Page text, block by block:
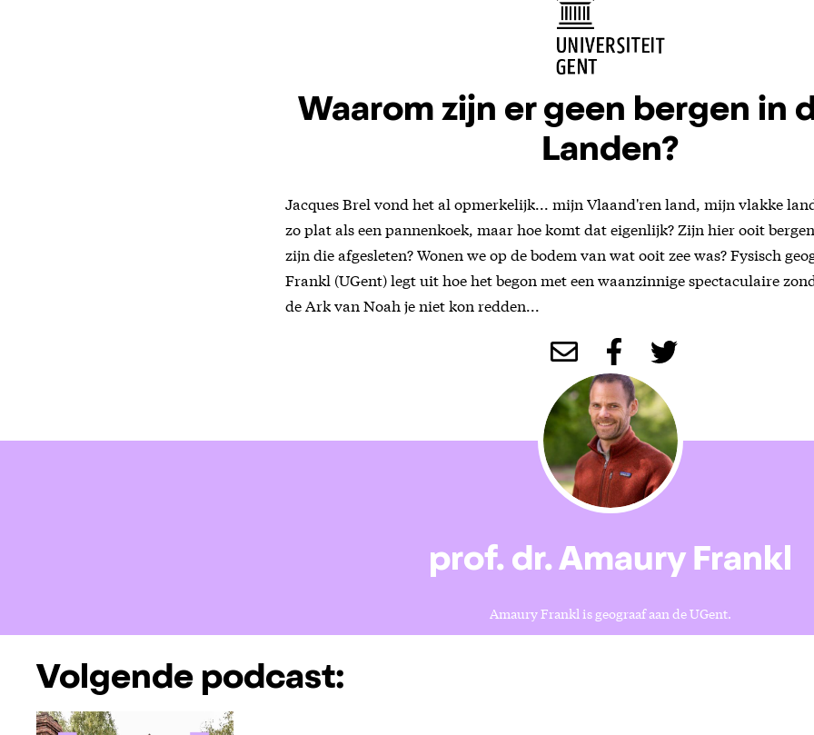
Waarom zijn er geen bergen in
Landen?
Jacques Brel vond het al opmerkelijk... mijn Vlaand'ren land, mijn vlakke
zo plat als een pannenkoek, maar hoe komt dat eigenlijk? Zijn hier ooit
zijn die afgesleten? Wonen we op de bodem van wat ooit zee was? Fysisch
Frankl (UGent) legt uit hoe het begon met een waanzinnige spectaculaire
de Ark van Noah je niet kon redden...
prof. dr. Amaury Frankl
Amaury Frankl is geograaf aan de UGent.
Volgende podcast: